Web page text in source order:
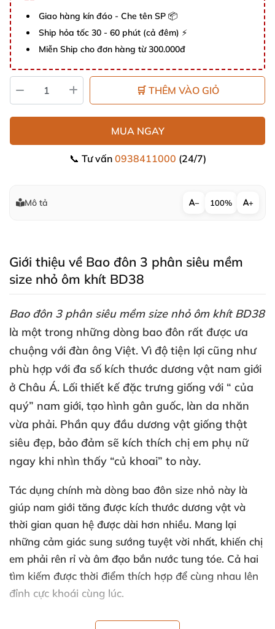
Giao hàng kín đáo - Che tên SP 📦
Ship hỏa tốc 30 - 60 phút (cả đêm) ⚡
Miễn Ship cho đơn hàng từ 300.000đ
🛒 THÊM VÀO GIỎ
MUA NGAY
📞 Tư vấn 0938411000 (24/7)
Mô tả − 100% +
Giới thiệu về Bao đôn 3 phân siêu mềm
size nhỏ ôm khít BD38
Bao đôn 3 phân siêu mềm size nhỏ ôm khít BD38
là một trong những dòng bao đôn rất được ưa
chuộng với đàn ông Việt. Vì độ tiện lợi cũng như
phù hợp với đa số kích thước dương vật nam giới
ở Châu Á. Lối thiết kế đặc trưng giống với “ của
quý” nam giới, tạo hình gân guốc, làn da nhăn
vừa phải. Phần quy đầu dương vật giống thật
siêu đẹp, bảo đảm sẽ kích thích chị em phụ nữ
ngay khi nhìn thấy “củ khoai” to này.
Tác dụng chính mà dòng bao đôn size nhỏ này là
giúp nam giới tăng được kích thước dương vật và
thời gian quan hệ được dài hơn nhiều. Mang lại
những cảm giác sung sướng tuyệt vời nhất, khiến chị
em phải rên rỉ và âm đạo bắn nước tung tóe. Cả hai
tìm kiếm được thời điểm thích hợp để cùng nhau lên
đỉnh cực khoái cùng lúc.
được làmvới tông màu Nude không